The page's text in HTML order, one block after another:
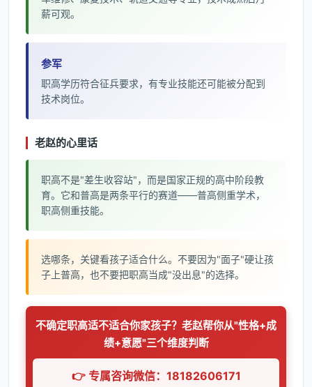
薪可观。
参军
职高学历符合征兵要求，有专业技能还可能被分配到
技术岗位。
老赵的心里话
职高不是"差生收容站"，而是国家正规的高中阶段教
育。它和普高是两条平行的赛道——普高侧重学术，
职高侧重技能。
选哪条，关键看孩子适合什么。不要因为"面子"硬让孩
子上普高，也不要把职高当成"没出息"的选择。
不确定职高适不适合你家孩子？老赵帮你从"性格+成
绩+意愿"三个维度判断
👉 专属咨询微信：18182606171